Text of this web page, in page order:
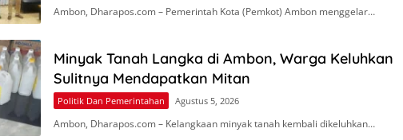
Ambon, Dharapos.com – Pemerintah Kota (Pemkot) Ambon menggelar…
Minyak Tanah Langka di Ambon, Warga Keluhkan
Sulitnya Mendapatkan Mitan
Politik Dan Pemerintahan Agustus 5, 2026
Ambon, Dharapos.com – Kelangkaan minyak tanah kembali dikeluhkan…